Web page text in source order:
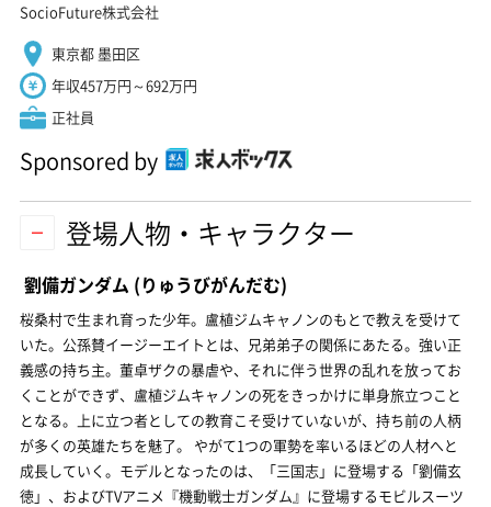
SocioFuture株式会社
東京都 墨田区
年収457万円～692万円
正社員
Sponsored by
登場人物・キャラクター
劉備ガンダム (りゅうびがんだむ)
桜桑村で生まれ育った少年。盧植ジムキャノンのもとで教えを受けて
いた。公孫賛イージーエイトとは、兄弟弟子の関係にあたる。強い正
義感の持ち主。董卓ザクの暴虐や、それに伴う世界の乱れを放ってお
くことができず、盧植ジムキャノンの死をきっかけに単身旅立つこと
となる。上に立つ者としての教育こそ受けていないが、持ち前の人柄
が多くの英雄たちを魅了。 やがて1つの軍勢を率いるほどの人材へと
成長していく。モデルとなったのは、「三国志」に登場する「劉備玄
徳」、およびTVアニメ『機動戦士ガンダム』に登場するモビルスーツ